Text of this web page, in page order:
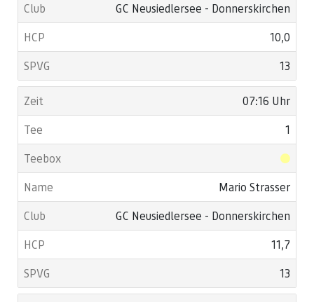
GC Neusiedlersee - Donnerskirchen
10,0
13
07:16 Uhr
1
Mario Strasser
GC Neusiedlersee - Donnerskirchen
11,7
13